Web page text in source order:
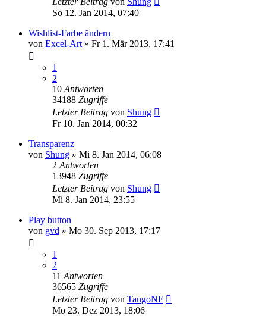
So 12. Jan 2014, 07:40
Wishlist-Farbe ändern
von Excel-Art » Fr 1. Mär 2013, 17:41
1
2
10 Antworten
34188 Zugriffe
Letzter Beitrag von Shung
Fr 10. Jan 2014, 00:32
Transparenz
von Shung » Mi 8. Jan 2014, 06:08
2 Antworten
13948 Zugriffe
Letzter Beitrag von Shung
Mi 8. Jan 2014, 23:55
Play button
von gvd » Mo 30. Sep 2013, 17:17
1
2
11 Antworten
36565 Zugriffe
Letzter Beitrag von TangoNF
Mo 23. Dez 2013, 18:06